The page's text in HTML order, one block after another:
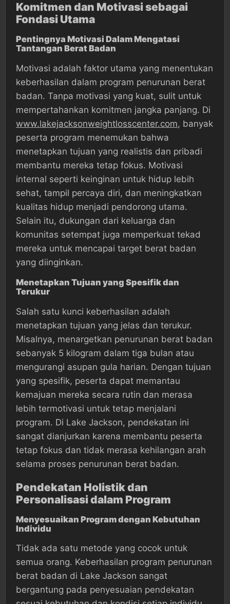
Komitmen dan Motivasi sebagai
Fondasi Utama
Pentingnya Motivasi Dalam Mengatasi
Tantangan Berat Badan
Motivasi adalah faktor utama yang menentukan
keberhasilan dalam program penurunan berat
badan. Tanpa motivasi yang kuat, sulit untuk
mempertahankan komitmen jangka panjang. Di
www.lakejacksonweightlosscenter.com, banyak
peserta program menemukan bahwa
menetapkan tujuan yang realistis dan pribadi
membantu mereka tetap fokus. Motivasi
internal seperti keinginan untuk hidup lebih
sehat, tampil percaya diri, dan meningkatkan
kualitas hidup menjadi pendorong utama.
Selain itu, dukungan dari keluarga dan
komunitas setempat juga memperkuat tekad
mereka untuk mencapai target berat badan
yang diinginkan.
Menetapkan Tujuan yang Spesifik dan
Terukur
Salah satu kunci keberhasilan adalah
menetapkan tujuan yang jelas dan terukur.
Misalnya, menargetkan penurunan berat badan
sebanyak 5 kilogram dalam tiga bulan atau
mengurangi asupan gula harian. Dengan tujuan
yang spesifik, peserta dapat memantau
kemajuan mereka secara rutin dan merasa
lebih termotivasi untuk tetap menjalani
program. Di Lake Jackson, pendekatan ini
sangat dianjurkan karena membantu peserta
tetap fokus dan tidak merasa kehilangan arah
selama proses penurunan berat badan.
Pendekatan Holistik dan
Personalisasi dalam Program
Menyesuaikan Program dengan Kebutuhan
Individu
Tidak ada satu metode yang cocok untuk
semua orang. Keberhasilan program penurunan
berat badan di Lake Jackson sangat
bergantung pada penyesuaian pendekatan